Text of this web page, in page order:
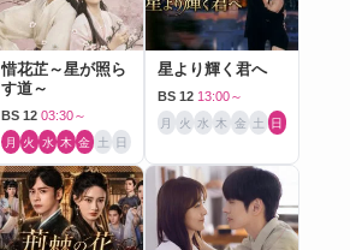
惜花芷～星が照ら
す道～
BS 12 03:30～
月 火 水 木 金 土 日
星より輝く君へ
BS 12 13:00～
月 火 水 木 金 土 日